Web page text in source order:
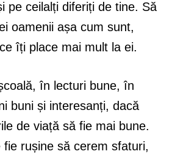
pe ceilalți diferiți de tine. Să
oamenii așa cum sunt,
îți place mai mult la ei.
în lecturi bune, în
buni și interesanți, dacă
de viață să fie mai bune.
fie rușine să cerem sfaturi,